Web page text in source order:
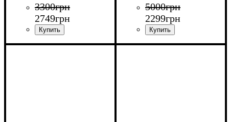
3300грн
2749грн
5000грн
2299грн